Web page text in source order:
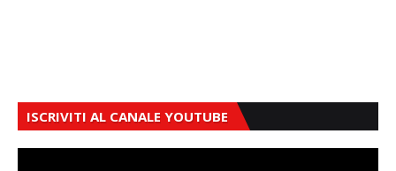
ISCRIVITI AL CANALE YOUTUBE